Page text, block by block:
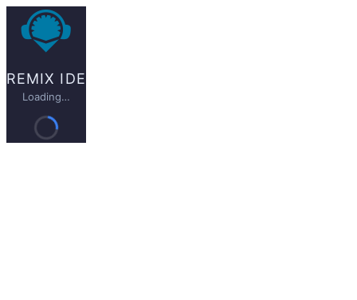
REMIX IDE
Loading…